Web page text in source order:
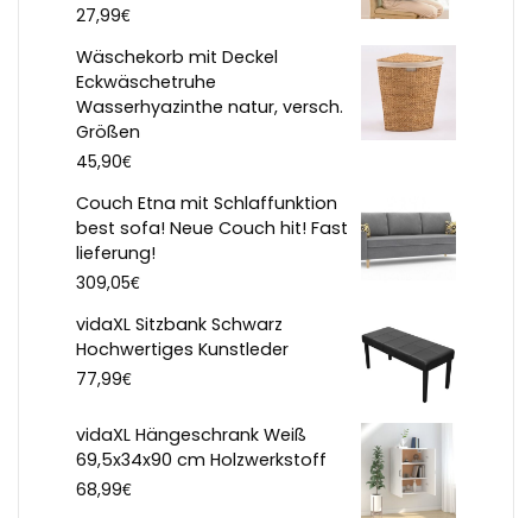
27,99€
Wäschekorb mit Deckel
Eckwäschetruhe
Wasserhyazinthe natur, versch.
Größen
45,90€
Couch Etna mit Schlaffunktion
best sofa! Neue Couch hit! Fast
lieferung!
309,05€
vidaXL Sitzbank Schwarz
Hochwertiges Kunstleder
77,99€
vidaXL Hängeschrank Weiß
69,5x34x90 cm Holzwerkstoff
68,99€